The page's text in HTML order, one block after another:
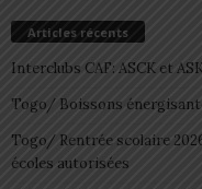
Articles récents
Interclubs CAF: ASCK et
Togo/ Boissons
Togo/ Rentrée scolaire
écoles autorisées